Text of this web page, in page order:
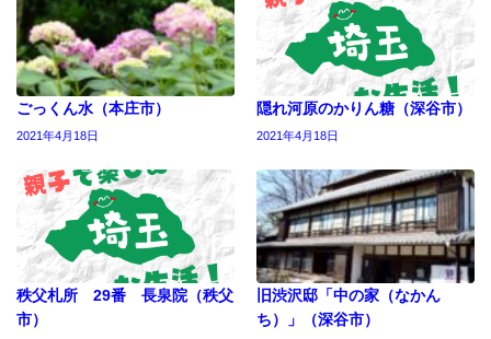
ごっくん水（本庄市）
2021年4月18日
隠れ河原のかりん糖（深谷市）
2021年4月18日
秩父札所 29番 長泉院（秩父
市）
旧渋沢邸「中の家（なかん
ち）」（深谷市）